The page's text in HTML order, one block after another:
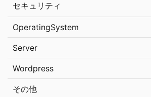
セキュリティ
OperatingSystem
Server
Wordpress
その他